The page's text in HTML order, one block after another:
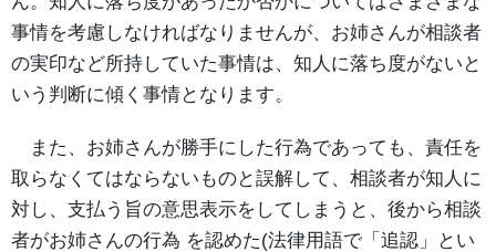
事情を考慮しなければなりませんが、お姉さんが相談者
の実印など所持していた事情は、知人に落ち度がないと
いう判断に傾く事情となります。
また、お姉さんが勝手にした行為であっても、責任を
取らなくてはならないものと誤解して、相談者が知人に
対し、支払う旨の意思表示をしてしまうと、後から相談
者がお姉さんの行為 を認めた(法律用語で「追認」とい